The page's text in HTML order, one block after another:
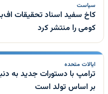
سیاست
کاخ سفید اسناد تحقیقات
کومی را منتشر کرد
ایالات متحده
ترامپ با دستورات جدید به
بر اساس تولد است